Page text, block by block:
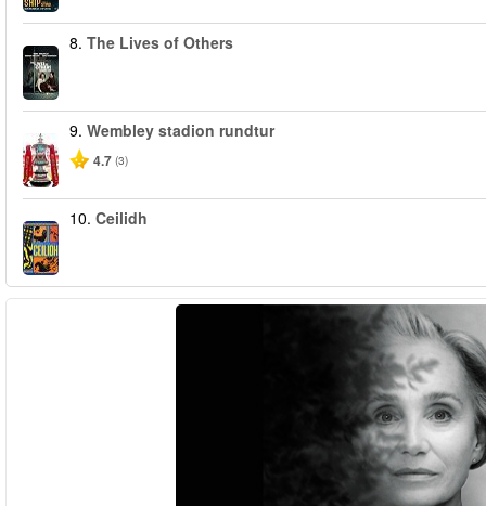
8. The Lives of Others
9. Wembley stadion rundtur
4.7 (3)
10. Ceilidh